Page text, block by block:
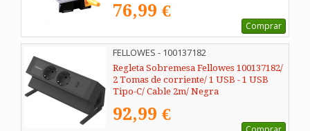
76,99 €
Comprar
FELLOWES - 100137182
Regleta Sobremesa Fellowes 100137182/
2 Tomas de corriente/ 1 USB - 1 USB
Tipo-C/ Cable 2m/ Negra
92,99 €